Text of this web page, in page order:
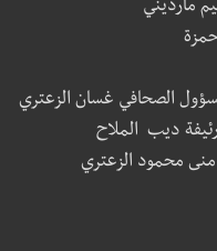
مارديني
الصحافي غسان الزعتري
ديب الملاح
منى محمود الزعتري